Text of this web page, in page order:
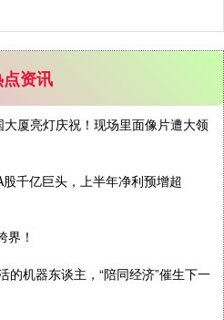
资讯
大厦亮灯庆祝！现场里面像片遭大领
千亿巨头，上半年净利预增超
界！
的机器东谈主，“陪同经济”催生下一